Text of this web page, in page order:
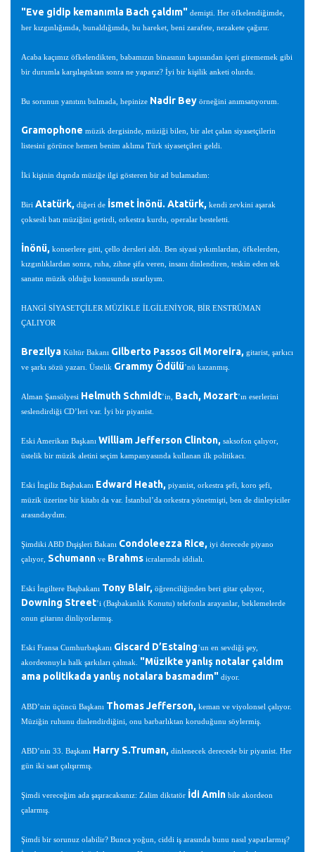
"Eve gidip kemanımla Bach çaldım" demişti. Her öfkelendiğimde,
her kızgınlığımda, bunaldığımda, bu hareket, beni zarafete, nezakete çağırır.
Acaba kaçımız öfkelendikten, babamızın binasının kapısından içeri girememek gibi
bir durumla karşılaştıktan sonra ne yaparız? İyi bir kişilik anketi olurdu.
Bu sorunun yanıtını bulmada, hepinize Nadir Bey örneğini anımsatıyorum.
Gramophone müzik dergisinde, müziği bilen, bir alet çalan siyasetçilerin
listesini görünce hemen benim aklıma Türk siyasetçileri geldi.
İki kişinin dışında müziğe ilgi gösteren bir ad bulamadım:
Biri Atatürk, diğeri de İsmet İnönü. Atatürk, kendi zevkini aşarak
çoksesli batı müziğini getirdi, orkestra kurdu, operalar besteletti.
İnönü, konserlere gitti, çello dersleri aldı. Ben siyasi yıkımlardan, öfkelerden,
kızgınlıklardan sonra, ruha, zihne şifa veren, insanı dinlendiren, teskin eden tek
sanatın müzik olduğu konusunda ısrarlıyım.
HANGİ SİYASETÇİLER MÜZİKLE İLGİLENİYOR, BİR ENSTRÜMAN
ÇALIYOR
Brezilya Kültür Bakanı Gilberto Passos Gil Moreira, gitarist, şarkıcı
ve şarkı sözü yazarı. Üstelik Grammy Ödülü’nü kazanmış.
Alman Şansölyesi Helmuth Schmidt’in, Bach, Mozart’ın eserlerini
seslendirdiği CD’leri var. İyi bir piyanist.
Eski Amerikan Başkanı William Jefferson Clinton, saksofon çalıyor,
üstelik bir müzik aletini seçim kampanyasında kullanan ilk politikacı.
Eski İngiliz Başbakanı Edward Heath, piyanist, orkestra şefi, koro şefi,
müzik üzerine bir kitabı da var. İstanbul’da orkestra yönetmişti, ben de dinleyiciler
arasındaydım.
Şimdiki ABD Dışişleri Bakanı Condoleezza Rice, iyi derecede piyano
çalıyor, Schumann ve Brahms icralarında iddialı.
Eski İngiltere Başbakanı Tony Blair, öğrenciliğinden beri gitar çalıyor,
Downing Street’i (Başbakanlık Konutu) telefonla arayanlar, beklemelerde
onun gitarını dinliyorlarmış.
Eski Fransa Cumhurbaşkanı Giscard D’Estaing’un en sevdiği şey,
akordeonuyla halk şarkıları çalmak. "Müzikte yanlış notalar çaldım
ama politikada yanlış notalara basmadım" diyor.
ABD’nin üçüncü Başkanı Thomas Jefferson, keman ve viyolonsel çalıyor.
Müziğin ruhunu dinlendirdiğini, onu barbarlıktan koruduğunu söylermiş.
ABD’nin 33. Başkanı Harry S.Truman, dinlenecek derecede bir piyanist. Her
gün iki saat çalışırmış.
Şimdi vereceğim ada şaşıracaksınız: Zalim diktatör İdi Amin bile akordeon
çalarmış.
Şimdi bir sorunuz olabilir? Bunca yoğun, ciddi iş arasında bunu nasıl yaparlarmış?